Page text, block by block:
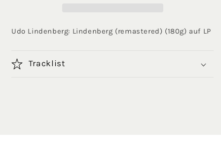
Udo Lindenberg: Lindenberg (remastered) (180g) auf LP
Tracklist